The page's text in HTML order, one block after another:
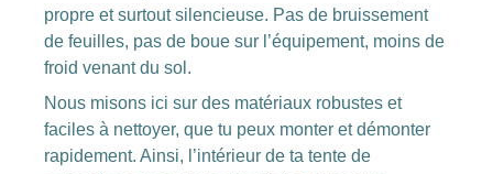
propre et surtout silencieuse. Pas de bruissement
de feuilles, pas de boue sur l’équipement, moins de
froid venant du sol.
Nous misons ici sur des matériaux robustes et
faciles à nettoyer, que tu peux monter et démonter
rapidement. Ainsi, l’intérieur de ta tente de